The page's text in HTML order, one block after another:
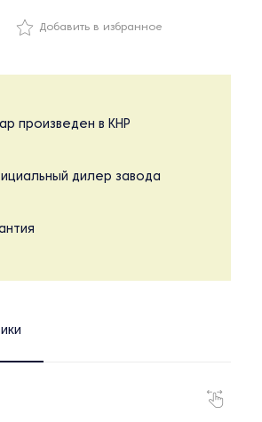
Добавить в избранное
произведен в КНР
дилер завода